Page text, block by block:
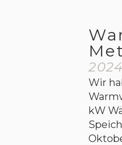
2024
Wir
kW